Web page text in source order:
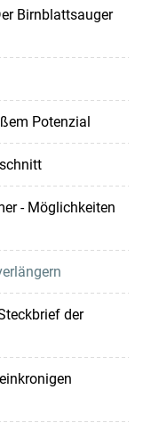
Birnblattsauger
Potenzial
- Möglichkeiten
der